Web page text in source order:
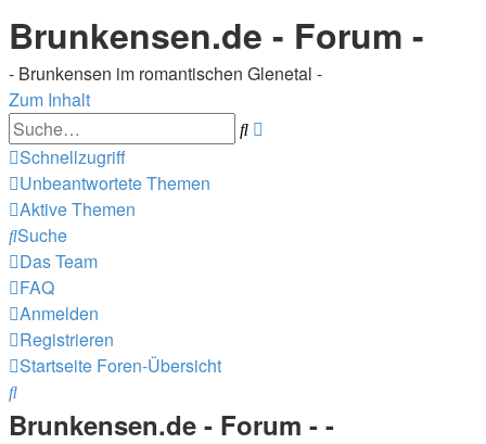
Brunkensen.de - Forum -
- Brunkensen im romantischen Glenetal -
Zum Inhalt
Suche
Schnellzugriff
Unbeantwortete Themen
Aktive Themen
Suche
Das Team
FAQ
Anmelden
Registrieren
Startseite Foren-Übersicht
Suche
Brunkensen.de - Forum - -